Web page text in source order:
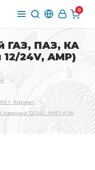
0
ГАЗ, ПАЗ, КА
24V, AMP)
г. Киржач
12/24V, AMP) АЭК